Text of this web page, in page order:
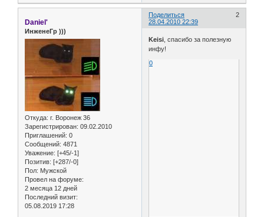
Поделиться
2
28.04.2010 22:39
Daniel'
ИнженеГр )))
Откуда: г. Воронеж 36
Зарегистрирован: 09.02.2010
Приглашений: 0
Сообщений: 4871
Уважение: [+45/-1]
Позитив: [+287/-0]
Пол: Мужской
Провел на форуме:
2 месяца 12 дней
Последний визит:
05.08.2019 17:28
Keisi , спасибо за полезную
инфу!
0